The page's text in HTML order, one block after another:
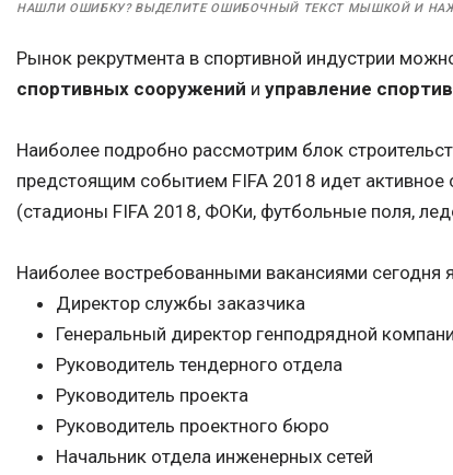
НАШЛИ ОШИБКУ? ВЫДЕЛИТЕ ОШИБОЧНЫЙ ТЕКСТ МЫШКОЙ И
Рынок рекрутмента в спортивной индустрии
спортивных сооружений и управление
Наиболее подробно рассмотрим блок
предстоящим событием FIFA 2018 идет активное
(стадионы FIFA 2018, ФОКи, футбольные поля,
Наиболее востребованными вакансиями сегодня
Директор службы заказчика
Генеральный директор генподрядной
Руководитель тендерного отдела
Руководитель проекта
Руководитель проектного бюро
Начальник отдела инженерных сетей